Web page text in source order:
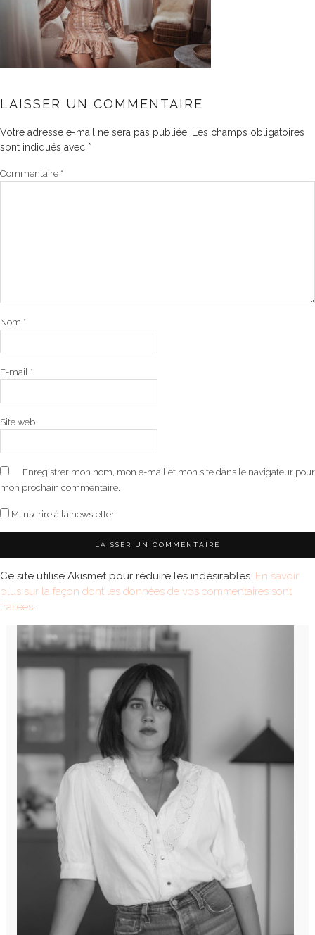
LAISSER UN COMMENTAIRE
Votre adresse e-mail ne sera pas publiée.
Les champs obligatoires
sont indiqués avec *
Commentaire *
Nom *
E-mail *
Site web
Enregistrer mon nom, mon e-mail et mon site dans le navigateur pour
mon prochain commentaire.
M'inscrire à la newsletter
Ce site utilise Akismet pour réduire les indésirables. En savoir
plus sur la façon dont les données de vos commentaires sont
traitées.